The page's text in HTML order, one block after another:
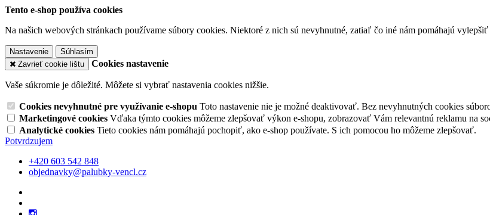
Tento e-shop používa cookies
Na našich webových stránkach používame súbory cookies. Niektoré z nich sú nevyhnutné, zatiaľ čo iné nám pomáhajú
Nastavenie
Súhlasím
Zavrieť cookie lištu
Cookies nastavenie
Vaše súkromie je dôležité. Môžete si vybrať nastavenia cookies nižšie.
Cookies nevyhnutné pre využívanie e-shopu Toto nastavenie nie je možné deaktivovať. Bez nevyhnutných cookies
Marketingové cookies Vďaka týmto cookies môžeme zlepšovať výkon e-shopu, zobrazovať Vám relevantnú reklamu na
Analytické cookies Tieto cookies nám pomáhajú pochopiť, ako e-shop používate. S ich pomocou ho môžeme zlepšovať.
Potvrdzujem
+420 603 542 848
objednavky@palubky-vencl.cz